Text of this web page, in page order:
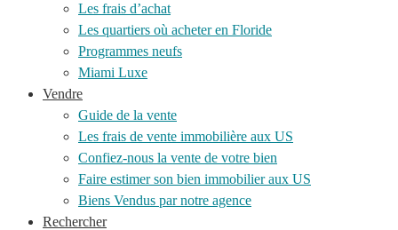
Les frais d’achat
Les quartiers où acheter en Floride
Programmes neufs
Miami Luxe
Vendre
Guide de la vente
Les frais de vente immobilière aux US
Confiez-nous la vente de votre bien
Faire estimer son bien immobilier aux US
Biens Vendus par notre agence
Rechercher